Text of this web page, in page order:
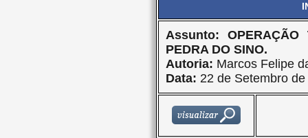
Assunto: OPERAÇÃO
PEDRA DO SINO.
Autoria: Marcos Felipe
Data: 22 de Setembro de